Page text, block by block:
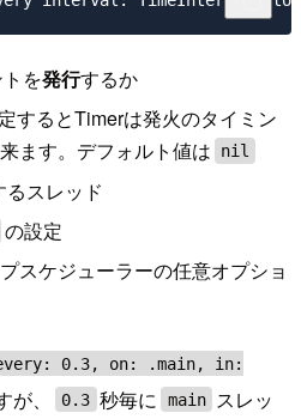
を発行するか
するとTimerは発火のタイミン
ます。デフォルト値は
nil
るスレッド
の設定
スケジューラーの任意オプショ
0.3, on: .main, in:
、 0.3 秒毎に main スレッ